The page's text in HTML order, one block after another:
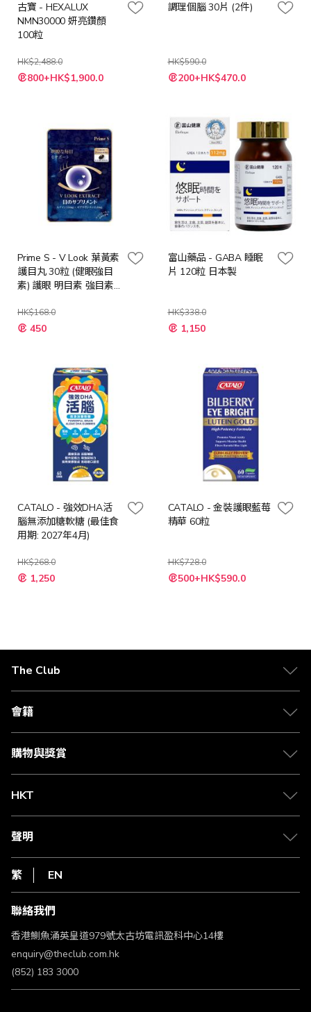
古寶 - HEXALUX
NMN30000 妍亮鑽顏
100粒
HK$2,488.0
特
殊 800+HK$1,900.0
調理個腦 30片 (2件)
HK$590.0
特
殊 200+HK$470.0
Prime S - V Look 葉黃素
護目丸 30粒 (健眼強目
素) 護眼 明目素 強目素
HK$168.0
特
殊 450
富山藥品 - GABA 睡眠
片 120粒 日本製
HK$338.0
特
殊 1,150
CATALO - 強效DHA活
腦無添加糖軟糖 (最佳食
用期: 2027年4月)
HK$268.0
特
殊 1,250
CATALO - 金裝護眼藍莓
精華 60粒
HK$728.0
特
殊 500+HK$590.0
The Club
關於 The Club
合作夥伴
媒體中心
會籍
會籍及專屬禮遇
賺取積分
購物與獎賞
物流與配送
Club Shopping 商品領取站
常見問題
HKT
csl.
1010
HKT
聲明
私隱聲明
使用條款
條款及細則
不歧視及不騷擾聲明
認可牌照及通告
繁 EN
聯絡我們
香港鰂魚涌英皇道979號太古坊電訊盈科中心14樓
enquiry@theclub.com.hk
(852) 183 3000